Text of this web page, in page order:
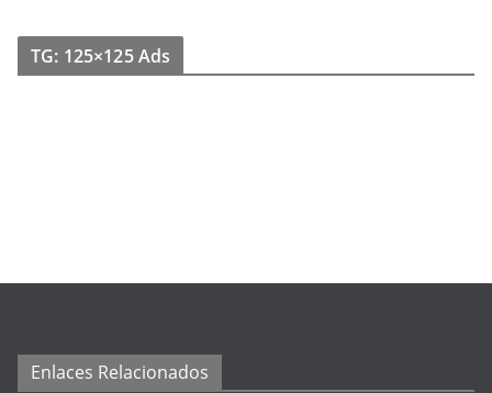
TG: 125×125 Ads
Enlaces Relacionados